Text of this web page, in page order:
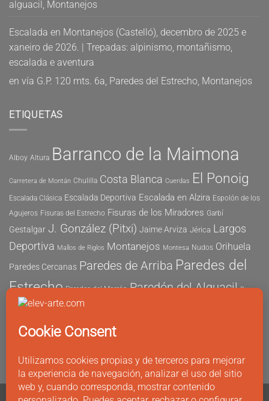
alguacil, Montanejos
Escalada en Montanejos (Castelló), decembro de 2025 e
xaneiro de 2026. | Trepadas: alpinismo, montañismo,
escalada e aventura
en vía G.P. 120 mts. 6a, Paredes del Estrecho, Montanejos
ETIQUETAS
Alboy Altura Barranco de la Maimona
Carretera de Montán Chulilla Costa Blanca Cuerdas El Ponoig
Escalada Clásica Escalada Deportiva Escalada en Alzira Espolón de los
Agujeros Fisuras del Estrecho Fisuras de los Miradores Garbí
Gestalgar J. González (Pitxi) Jaime Arviza Jérica Largos
Deportiva Mallos de Riglos Montanejos Montesa Nudos Orihuela
Paredes Cercanas Paredes de Arriba Paredes del
Estrecho Paredes del Morrón Paredón del Alguacil Pau
Vicent Peña María Peñón de Ifach
Este Sector Sur Sector Tubo Seguridad
Fuertes Álvaro Vernich